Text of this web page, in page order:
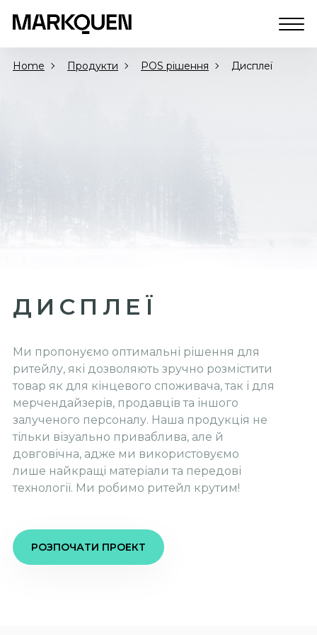
Home Продукти POS рішення Дисплеї
ДИСПЛЕЇ
Ми пропонуємо оптимальні рішення для
ритейлу, які дозволяють зручно розмістити
товар як для кінцевого споживача, так і для
мерчендайзерів, продавців та іншого
залученого персоналу. Наша продукція не
тільки візуально приваблива, але й
довговічна, адже ми використовуємо
лише найкращі матеріали та передові
технології. Ми робимо ритейл крутим!
РОЗПОЧАТИ ПРОЕКТ